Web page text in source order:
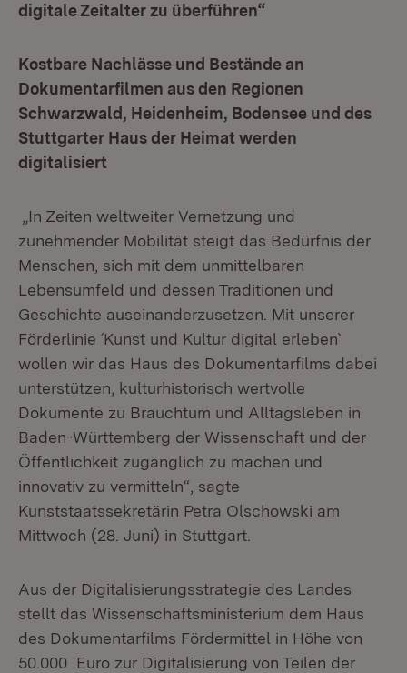
digitale Zeitalter zu überführen“
Kostbare Nachlässe und Bestände an
Dokumentarfilmen aus den Regionen
Schwarzwald, Heidenheim, Bodensee und des
Stuttgarter Haus der Heimat werden
digitalisiert
„In Zeiten weltweiter Vernetzung und
zunehmender Mobilität steigt das Bedürfnis der
Menschen, sich mit dem unmittelbaren
Lebensumfeld und dessen Traditionen und
Geschichte auseinanderzusetzen. Mit unserer
Förderlinie ´Kunst und Kultur digital erleben`
wollen wir das Haus des Dokumentarfilms dabei
unterstützen, kulturhistorisch wertvolle
Dokumente zu Brauchtum und Alltagsleben in
Baden-Württemberg der Wissenschaft und der
Öffentlichkeit zugänglich zu machen und
innovativ zu vermitteln“, sagte
Kunststaatssekretärin Petra Olschowski am
Mittwoch (28. Juni) in Stuttgart.
Aus der Digitalisierungsstrategie des Landes
stellt das Wissenschaftsministerium dem Haus
des Dokumentarfilms Fördermittel in Höhe von
50.000 Euro zur Digitalisierung von Teilen der